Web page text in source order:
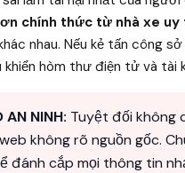
chính thức từ nhà xe uy
nhau. Nếu kẻ tấn công
khiển hòm thư điện tử và tài
NINH: Tuyệt đối không
không rõ nguồn gốc.
đánh cắp mọi thông tin